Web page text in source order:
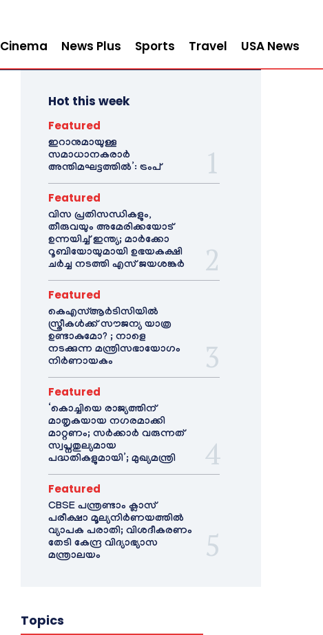
Cinema News Plus Sports Travel USA News
Hot this week
Featured
ഇറാനുമായുള്ള
സമാധാനകരാർ
അന്തിമഘട്ടത്തിൽ‌’: ട്രംപ്
Featured
വിസ പ്രതിസന്ധികളും,
തീരുവയും അമേരിക്കയോട്
ഉന്നയിച്ച് ഇന്ത്യ; മാർക്കോ
റൂബിയോയുമായി ഉഭയകക്ഷി
ചർച്ച നടത്തി എസ് ജയശങ്കർ
Featured
കെഎസ്ആർടിസിയിൽ
സ്ത്രീകൾക്ക് സൗജന്യ യാത്ര
ഉണ്ടാകുമോ? ; നാളെ
നടക്കുന്ന മന്ത്രിസഭായോഗം
നിർണായകം
Featured
‘കൊച്ചിയെ രാജ്യത്തിന്
മാതൃകയായ നഗരമാക്കി
മാറ്റണം; സർക്കാർ വരുന്നത്
സ്വപ്നതുല്യമായ
പദ്ധതികളുമായി’; മുഖ്യമന്ത്രി
Featured
CBSE പന്ത്രണ്ടാം ക്ലാസ്
പരീക്ഷാ മൂല്യനിർണയത്തിൽ
വ്യാപക പരാതി; വിശദീകരണം
തേടി കേന്ദ്ര വിദ്യാഭ്യാസ
മന്ത്രാലയം
Topics